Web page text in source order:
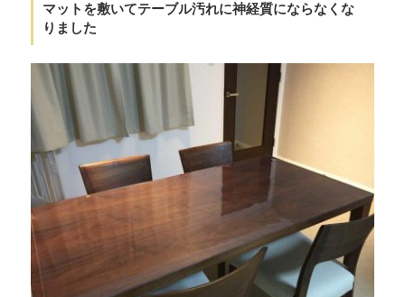
マットを敷いてテーブル汚れに神経質にならなくな
りました